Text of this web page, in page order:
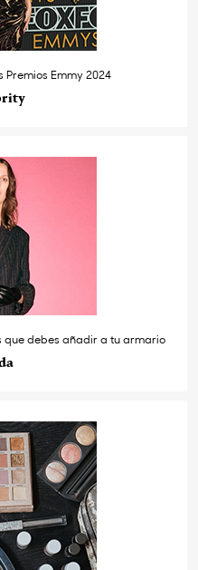
Premios Emmy 2024
que debes añadir a tu armario